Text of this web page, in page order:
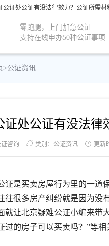
证处公证有没法律效力？公证所需
零跑腿，上门加急公证
支持在线申办50种公证事项
>公证资讯
证处公证有没法律
咨询 类别：公证资讯 更新
是买卖房屋行为里的一道
往很多房产纠纷就是因为没
就让北京疑难公证小编来带
过的房子可以买卖吗？”等相